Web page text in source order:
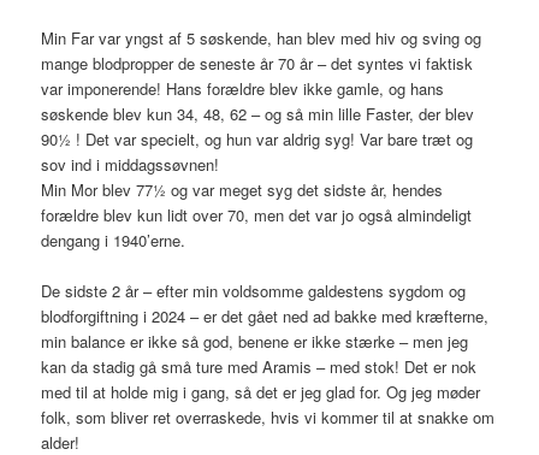
Min Far var yngst af 5 søskende, han blev med hiv og sving og
mange blodpropper de seneste år 70 år – det syntes vi faktisk
var imponerende! Hans forældre blev ikke gamle, og hans
søskende blev kun 34, 48, 62 – og så min lille Faster, der blev
90½ ! Det var specielt, og hun var aldrig syg! Var bare træt og
sov ind i middagssøvnen!
Min Mor blev 77½ og var meget syg det sidste år, hendes
forældre blev kun lidt over 70, men det var jo også almindeligt
dengang i 1940’erne.
De sidste 2 år – efter min voldsomme galdestens sygdom og
blodforgiftning i 2024 – er det gået ned ad bakke med kræfterne,
min balance er ikke så god, benene er ikke stærke – men jeg
kan da stadig gå små ture med Aramis – med stok! Det er nok
med til at holde mig i gang, så det er jeg glad for. Og jeg møder
folk, som bliver ret overraskede, hvis vi kommer til at snakke om
alder!